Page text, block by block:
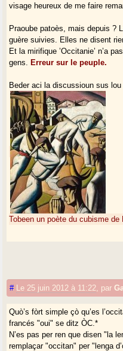
visage heureux de me faire
Praoube patoès, mais depuis ?
guère suivies. Elles ne disent
Et la mirifique ’Occitanie’ n’a
gens.
Erreur sur le peuple.
Beder aci la discussioun sus
Tobeen un poète du cubisme de
# Le 25 juin 2012 à 11:22 par
Quò’s fòrt simple çò qu’es
francés "oui" se ditz ÒC.*
N’es pas per ren que disen "la
remplaçar "occitan" per "lenga